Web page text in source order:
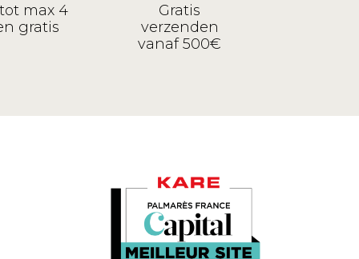
max 4
gratis
Gratis
verzenden
vanaf 500€